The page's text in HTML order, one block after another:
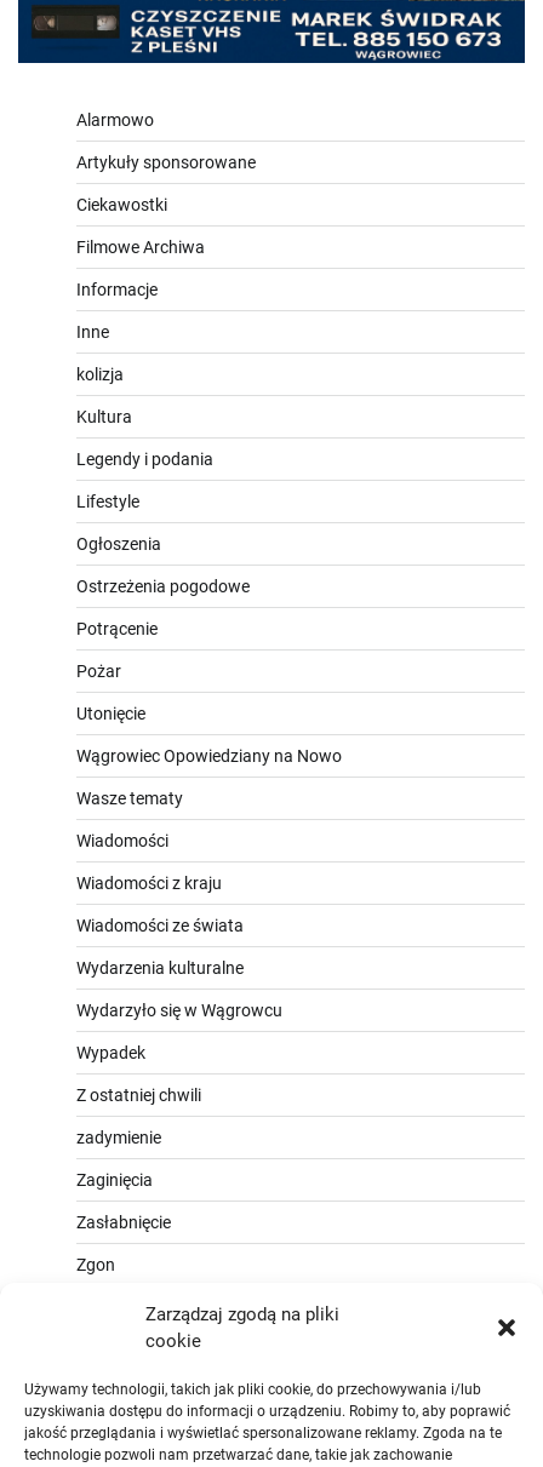
Zarządzaj zgodą na pliki
cookie
Używamy technologii, takich jak pliki cookie, do przechowywania i/lub
uzyskiwania dostępu do informacji o urządzeniu. Robimy to, aby poprawić
jakość przeglądania i wyświetlać spersonalizowane reklamy. Zgoda na te
technologie pozwoli nam przetwarzać dane, takie jak zachowanie
Alarmowo
Artykuły sponsorowane
Ciekawostki
Filmowe Archiwa
Informacje
Inne
kolizja
Kultura
Legendy i podania
Lifestyle
Ogłoszenia
Ostrzeżenia pogodowe
Potrącenie
Pożar
Utonięcie
Wągrowiec Opowiedziany na Nowo
Wasze tematy
Wiadomości
Wiadomości z kraju
Wiadomości ze świata
Wydarzenia kulturalne
Wydarzyło się w Wągrowcu
Wypadek
Z ostatniej chwili
zadymienie
Zaginięcia
Zasłabnięcie
Zgon